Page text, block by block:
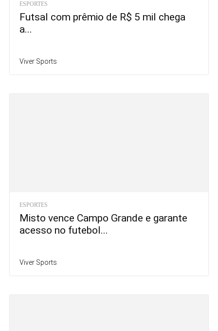
ESPORTES
Futsal com prêmio de R$ 5 mil chega
a...
Viver Sports
ESPORTES
Misto vence Campo Grande e garante
acesso no futebol...
Viver Sports